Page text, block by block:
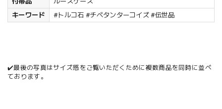
キーワード
#トルコ石 #チベタンターコイズ #伝世品
✔️最後の写真はサイズ感をご覧いただくために複数商品を同時に並べ
ております。